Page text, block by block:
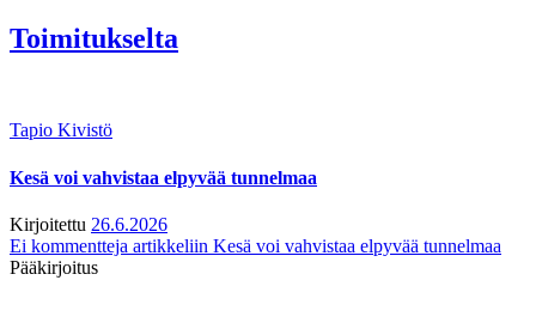
Toimitukselta
Tapio Kivistö
Kesä voi vahvistaa elpyvää tunnelmaa
Kirjoitettu 26.6.2026
Ei kommentteja artikkeliin Kesä voi vahvistaa elpyvää tunnelmaa
Pääkirjoitus